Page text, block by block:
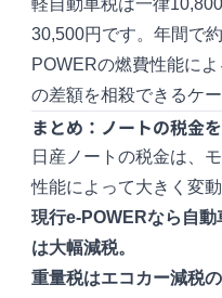
軽自動車税は一律
30,500円です。年間で
POWERの燃費性能に
の差額を相殺できるケ
まとめ：ノートの税金
日産ノートの税金は、
性能によって大きく変動
現行e-POWERなら自
は大幅減税。
重量税はエコカー減税